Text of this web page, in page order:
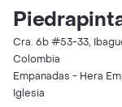
Cra. 6b #53-33,
Colombia
Empanadas - Hera
Iglesia